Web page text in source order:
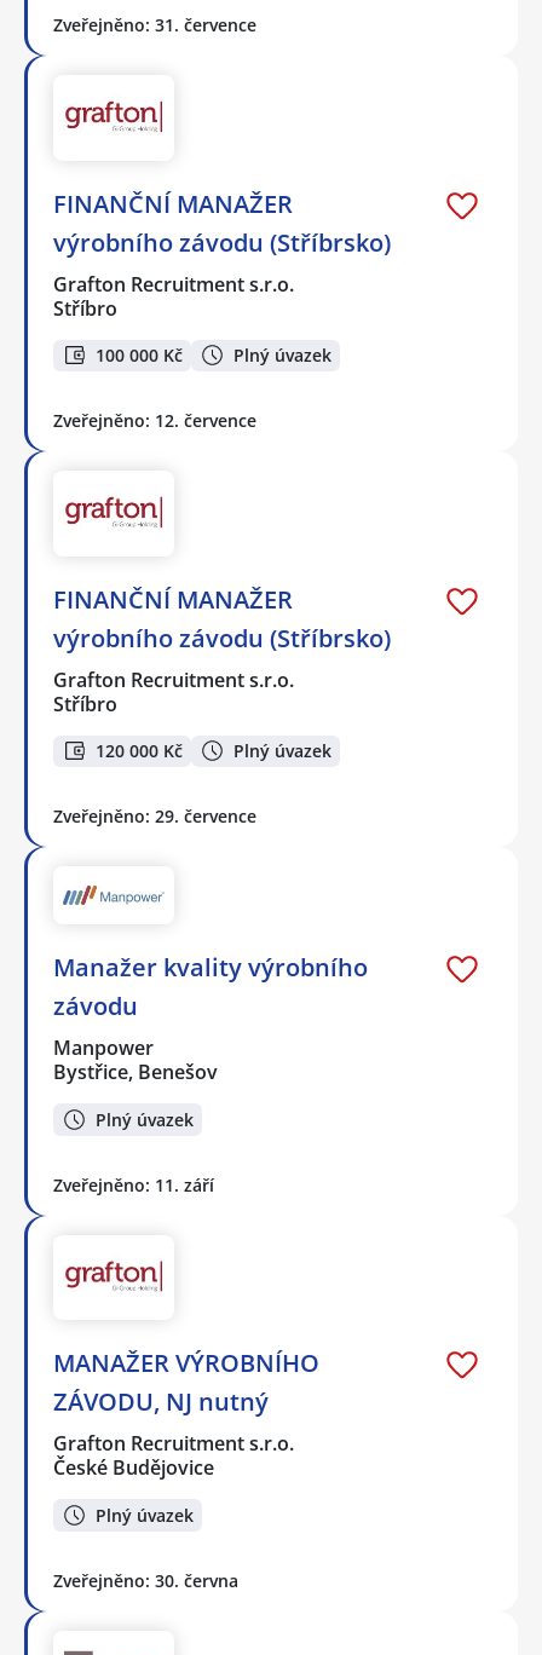
Zveřejněno: 31. července
FINANČNÍ MANAŽER
výrobního závodu (Stříbrsko)
Grafton Recruitment s.r.o.
Stříbro
100 000 Kč Plný úvazek
Zveřejněno: 12. července
FINANČNÍ MANAŽER
výrobního závodu (Stříbrsko)
Grafton Recruitment s.r.o.
Stříbro
120 000 Kč Plný úvazek
Zveřejněno: 29. července
Manažer kvality výrobního
závodu
Manpower
Bystřice, Benešov
Plný úvazek
Zveřejněno: 11. září
MANAŽER VÝROBNÍHO
ZÁVODU, NJ nutný
Grafton Recruitment s.r.o.
České Budějovice
Plný úvazek
Zveřejněno: 30. června